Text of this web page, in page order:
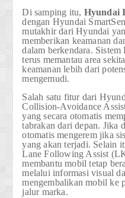
Di samping itu, Hyundai
dengan Hyundai
mutakhir dari Hyundai
memberikan keamanan
dalam berkendara.
terus memantau area
keamanan lebih dari
mengemudi.
Salah satu fitur dari
Collision-Avoidance
yang secara otomatis
tabrakan dari depan. Jika
otomatis mengerem jika
yang akan terjadi. Selain
Lane Following Assist
membantu mobil tetap
melalui informasi visual
mengembalikan mobil ke
jalur marka.